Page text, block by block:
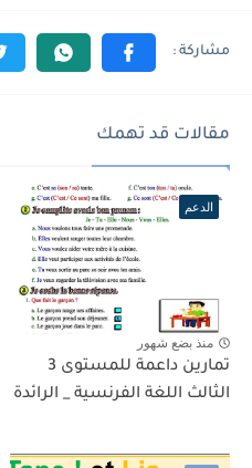
مقالات قد تهمك
الدعم
منذ بضع شهور
تمارين داعمة للمستوى 3
الثالث اللغة الفرنسية _ الرائدة